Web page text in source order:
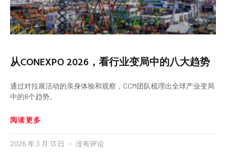
从CONEXPO 2026，看行业变局中的八大趋势
通过对拉展活动的亲身体验和观察，CCM团队梳理出全球产业变局
中的8个趋势。
阅读更多
2026 年 3 月 13 日 没有评论